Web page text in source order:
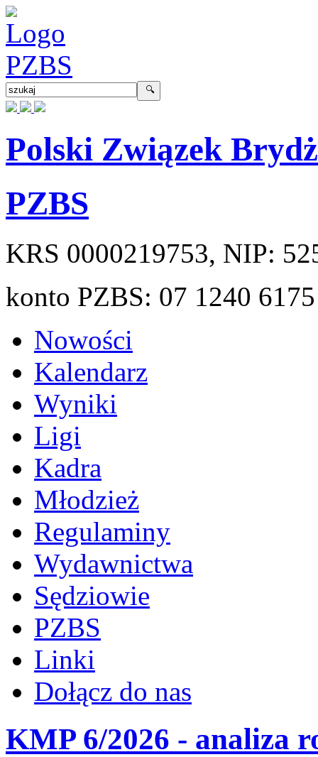
Polski Związek
PZBS
KRS 0000219753, NIP:
konto PZBS: 07 1240
Nowości
Kalendarz
Wyniki
Ligi
Kadra
Młodzież
Regulaminy
Wydawnictwa
Sędziowie
PZBS
Linki
Dołącz do nas
KMP 6/2026 - analiza